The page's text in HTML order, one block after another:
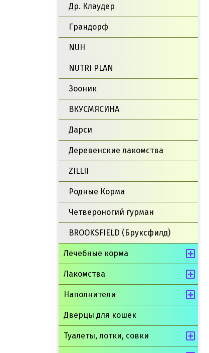
Др. Клаудер
Грандорф
NUH
NUTRI PLAN
Зооник
ВКУСМЯСИНА
Дарси
Деревенские лакомства
ZILLII
Родные Корма
Четвероногий гурман
BROOKSFIELD (Бруксфилд)
Лечебные корма
Лакомства
Наполнители
Дверцы для кошек
Туалеты, лотки, совки